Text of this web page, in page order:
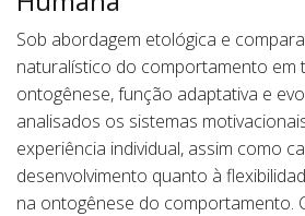
Sob abordagem etológica e
naturalístico do comportamento em
ontogênese, função adaptativa e
analisados os sistemas
experiência individual, assim como
desenvolvimento quanto à
na ontogênese do comportamento.